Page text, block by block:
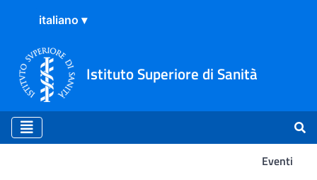
Istituto Superiore di Sanità
Eventi